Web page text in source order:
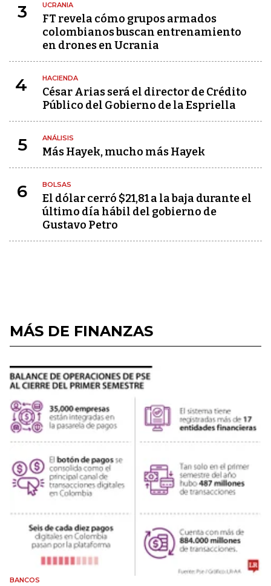
3 UCRANIA
FT revela cómo grupos armados
colombianos buscan entrenamiento
en drones en Ucrania
4 HACIENDA
César Arias será el director de Crédito
Público del Gobierno de la Espriella
5 ANÁLISIS
Más Hayek, mucho más Hayek
6 BOLSAS
El dólar cerró $21,81 a la baja durante el
último día hábil del gobierno de
Gustavo Petro
MÁS DE FINANZAS
BANCOS